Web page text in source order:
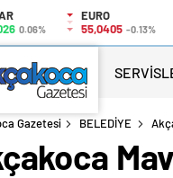
0.06%
EURO
55,0405 -0.13%
Gazetesi BELEDİYE